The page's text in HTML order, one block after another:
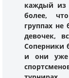
каждый из
более,
группах
девочек,
Соперники
и они